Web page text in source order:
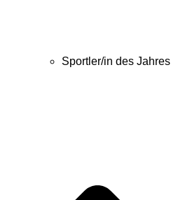
Sportler/in des Jahres